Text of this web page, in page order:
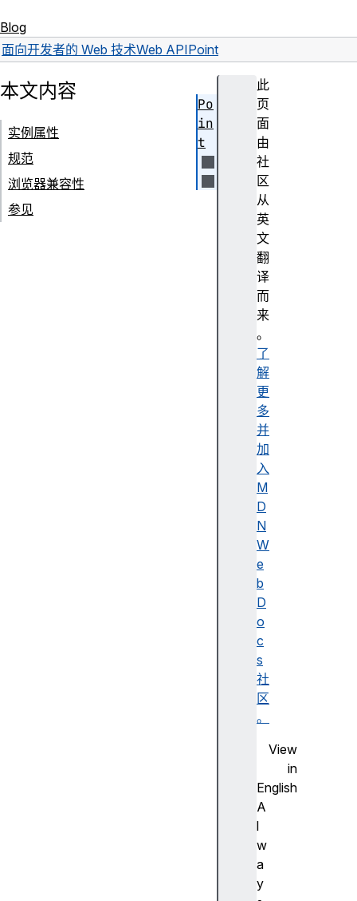
Blog
面向开发者的 Web 技术Web APIPoint
此
页
面
由
社
区
从
英
文
翻
译
而
来
。
了
解
更
多
并
加
入
M
D
N
W
e
b
D
o
c
s
社
区
。
View
in
English
A
l
w
a
y
本文内容
实例属性
规范
浏览器兼容性
参见
Po
in
t